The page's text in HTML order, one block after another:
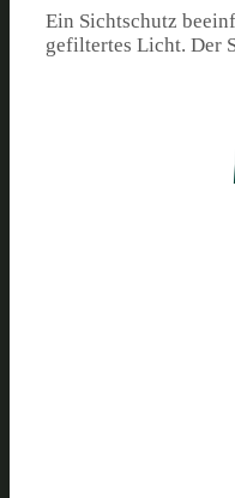
Ein Sichtschutz
gefiltertes Licht. Der